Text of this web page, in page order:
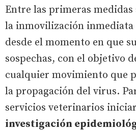
Entre las primeras
la inmovilización
desde el momento en que
sospechas, con el objetivo
cualquier movimiento que
la propagación del virus.
servicios veterinarios
investigación